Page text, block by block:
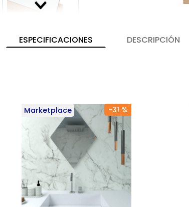
ESPECIFICACIONES DESCRIPCIÓN
Marketplace -31 %